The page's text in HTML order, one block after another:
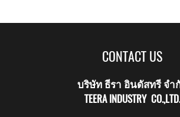
CONTACT US
บริษัท ธีรา อินดัสทรี จำ
TEERA INDUSTRY CO.,LTD.